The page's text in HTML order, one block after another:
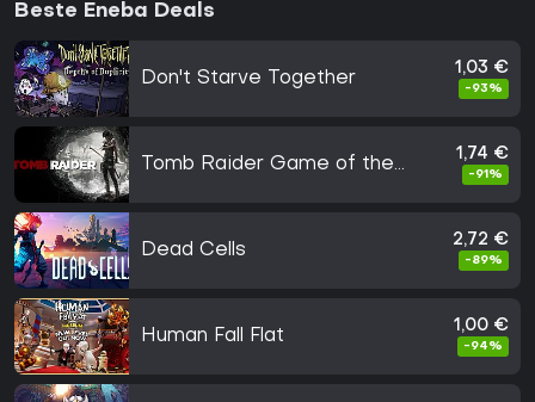
Beste Eneba Deals
Don't Starve Together
1,03 €
-93%
Tomb Raider Game of the
1,74 €
-91%
Dead Cells
2,72 €
-89%
Human Fall Flat
1,00 €
-94%